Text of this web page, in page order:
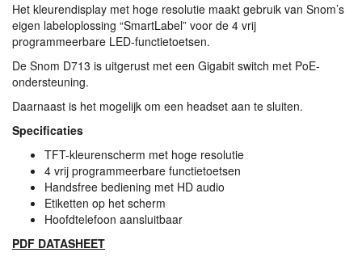
Het kleurendisplay met hoge resolutie maakt gebruik van Snom’s
eigen labeloplossing “SmartLabel” voor de 4 vrij
programmeerbare LED-functietoetsen.
De Snom D713 is uitgerust met een Gigabit switch met PoE-
ondersteuning.
Daarnaast is het mogelijk om een headset aan te sluiten.
Specificaties
TFT-kleurenscherm met hoge resolutie
4 vrij programmeerbare functietoetsen
Handsfree bediening met HD audio
Etiketten op het scherm
Hoofdtelefoon aansluitbaar
PDF DATASHEET